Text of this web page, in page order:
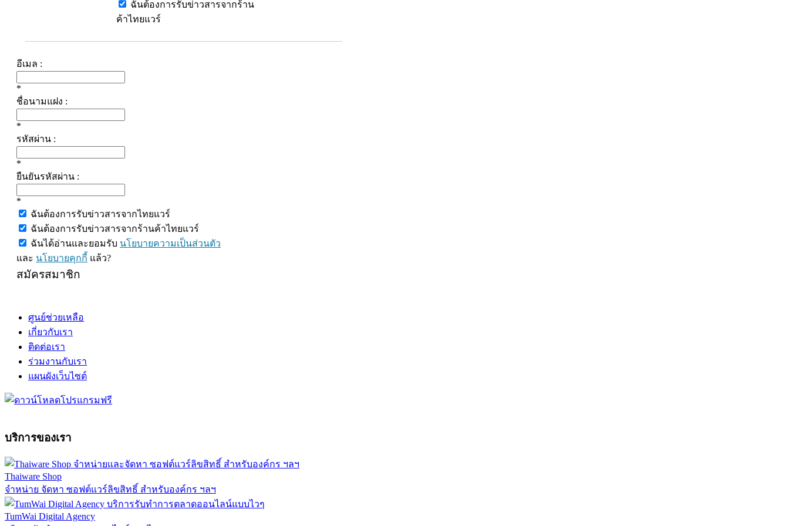
ฉันต้องการรับข่าวสารจากร้าน
ค้าไทยแวร์
อีเมล :
*
ชื่อนามแฝง :
*
รหัสผ่าน :
*
ยืนยันรหัสผ่าน :
*
ฉันต้องการรับข่าวสารจากไทยแวร์
ฉันต้องการรับข่าวสารจากร้านค้าไทยแวร์
ฉันได้อ่านและยอมรับ นโยบายความเป็นส่วนตัว
และ นโยบายคุกกี้ แล้ว?
สมัครสมาชิก
ศูนย์ช่วยเหลือ
เกี่ยวกับเรา
ติดต่อเรา
ร่วมงานกับเรา
แผนผังเว็บไซต์
บริการของเรา
Thaiware Shop
จำหน่าย จัดหา ซอฟต์แวร์ลิขสิทธิ์ สำหรับองค์กร ฯลฯ
TumWai Digital Agency